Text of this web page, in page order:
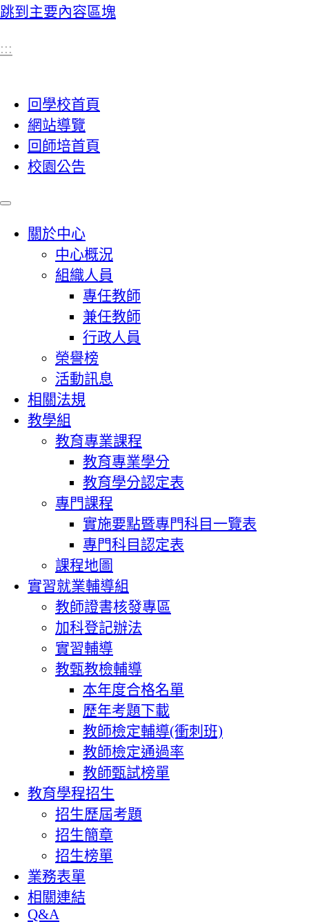
跳到主要內容區塊
:::
回學校首頁
網站導覽
回師培首頁
校園公告
關於中心
中心概況
組織人員
專任教師
兼任教師
行政人員
榮譽榜
活動訊息
相關法規
教學組
教育專業課程
教育專業學分
教育學分認定表
專門課程
實施要點暨專門科目一覽表
專門科目認定表
課程地圖
實習就業輔導組
教師證書核發專區
加科登記辦法
實習輔導
教甄教檢輔導
本年度合格名單
歷年考題下載
教師檢定輔導(衝刺班)
教師檢定通過率
教師甄試榜單
教育學程招生
招生歷屆考題
招生簡章
招生榜單
業務表單
相關連結
Q&A